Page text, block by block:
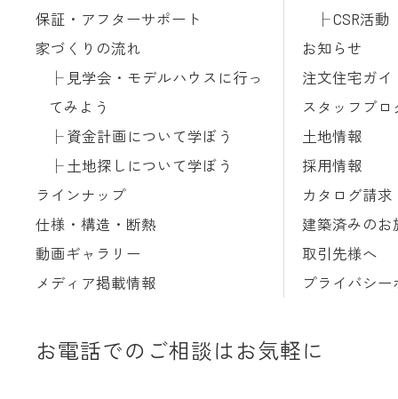
保証・アフターサポート
家づくりの流れ
見学会・モデルハウスに行っ
てみよう
資金計画について学ぼう
土地探しについて学ぼう
ラインナップ
仕様・構造・断熱
動画ギャラリー
メディア掲載情報
CSR活動
お知らせ
注文住宅ガイ
スタッフブロ
土地情報
採用情報
カタログ請求
建築済みのお
取引先様へ
プライバシー
お電話でのご相談はお気軽に